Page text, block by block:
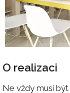
O realizaci
Ne vždy musí